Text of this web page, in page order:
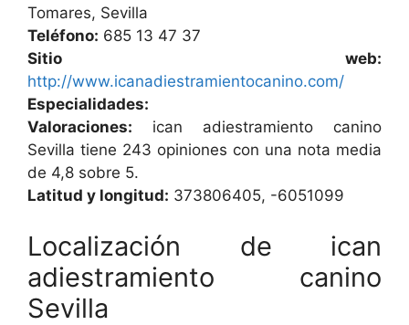
Tomares, Sevilla
Teléfono: 685 13 47 37
Sitio web:
http://www.icanadiestramientocanino.com/
Especialidades:
Valoraciones: ican adiestramiento canino
Sevilla tiene 243 opiniones con una nota media
de 4,8 sobre 5.
Latitud y longitud: 373806405, -6051099
Localización de ican
adiestramiento canino
Sevilla